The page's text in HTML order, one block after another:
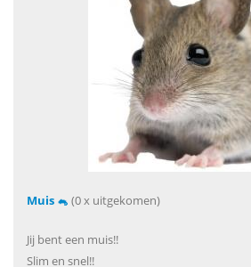
Muis 🐁 (0 x uitgekomen)
Jij bent een muis!!
Slim en snel!!